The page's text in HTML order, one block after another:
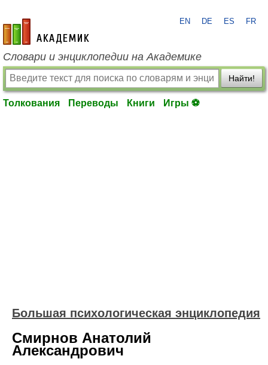
academic.ru
EN DE ES FR
Словари и энциклопедии на Академике
Найти!
Толкования Переводы Книги Игры ⚽
Большая психологическая энциклопедия
Смирнов Анатолий
Александрович